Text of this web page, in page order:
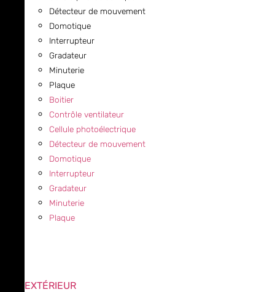
Détecteur de mouvement
Domotique
Interrupteur
Gradateur
Minuterie
Plaque
Boitier
Contrôle ventilateur
Cellule photoélectrique
Détecteur de mouvement
Domotique
Interrupteur
Gradateur
Minuterie
Plaque
EXTÉRIEUR